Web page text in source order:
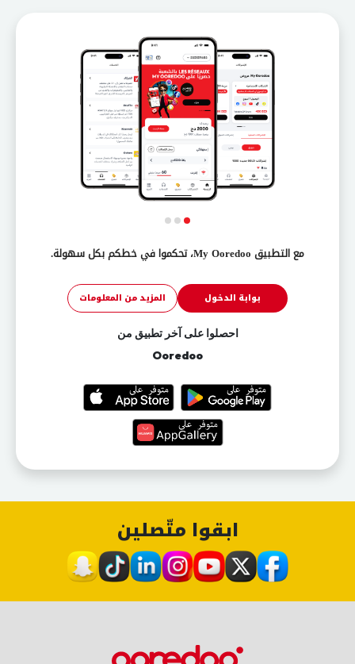
مع التطبيق My Ooredoo، تحكموا في خطكم بكل سهولة.
بوابة الدخول المزيد من المعلومات
احصلوا على آخر تطبيق من
Ooredoo
ابقوا متّصلين